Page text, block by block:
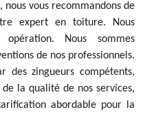
nous vous recommandons de
expert en toiture. Nous
Nous sommes
de nos professionnels.
des zingueurs compétents,
la qualité de nos services,
abordable pour la